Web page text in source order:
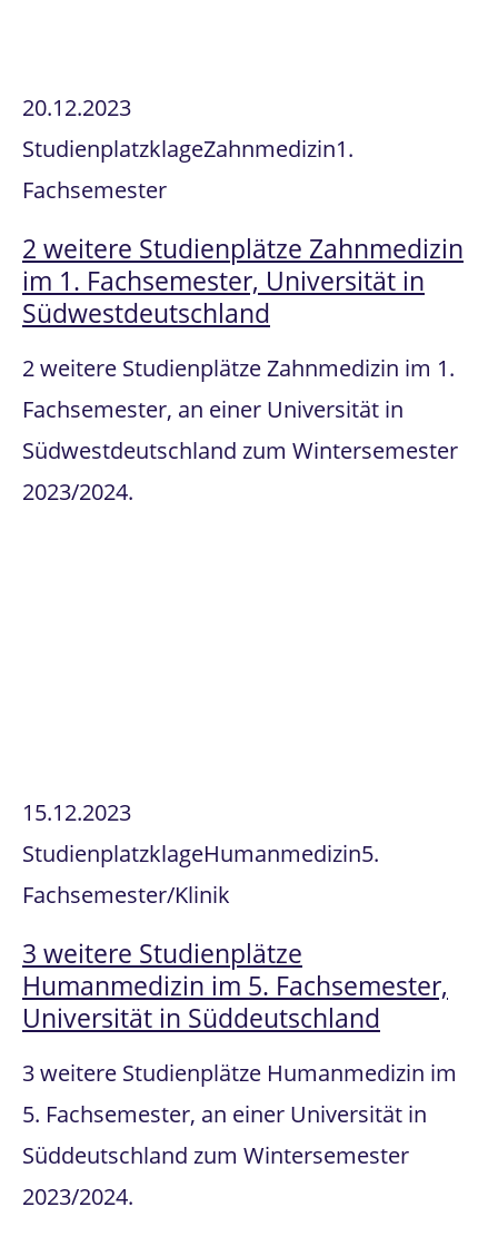
20.12.2023
StudienplatzklageZahnmedizin1.
Fachsemester
2 weitere Studienplätze Zahnmedizin
im 1. Fachsemester, Universität in
Südwestdeutschland
2 weitere Studienplätze Zahnmedizin im 1.
Fachsemester, an einer Universität in
Südwestdeutschland zum Wintersemester
2023/2024.
15.12.2023
StudienplatzklageHumanmedizin5.
Fachsemester/Klinik
3 weitere Studienplätze
Humanmedizin im 5. Fachsemester,
Universität in Süddeutschland
3 weitere Studienplätze Humanmedizin im
5. Fachsemester, an einer Universität in
Süddeutschland zum Wintersemester
2023/2024.